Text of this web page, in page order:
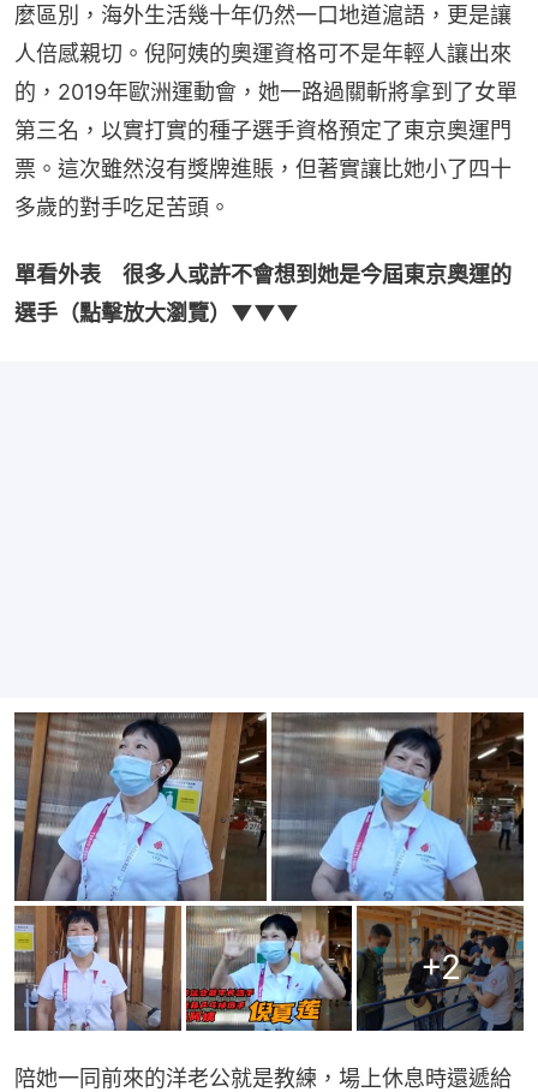
麼區別，海外生活幾十年仍然一口地道滬語，更是讓
人倍感親切。倪阿姨的奧運資格可不是年輕人讓出來
的，2019年歐洲運動會，她一路過關斬將拿到了女單
第三名，以實打實的種子選手資格預定了東京奧運門
票。這次雖然沒有獎牌進賬，但著實讓比她小了四十
多歲的對手吃足苦頭。
單看外表　很多人或許不會想到她是今屆東京奧運的
選手（點擊放大瀏覽）▼▼▼
+2
陪她一同前來的洋老公就是教練，場上休息時還遞給